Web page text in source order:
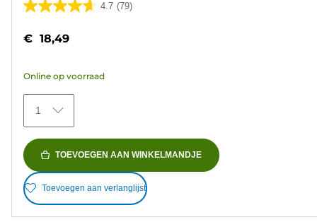
4.7 (79)
4.7
de
sterren.
79
beoordelingen
€ 18,49
Online op voorraad
1
TOEVOEGEN AAN WINKELMANDJE
Toevoegen aan verlanglijst